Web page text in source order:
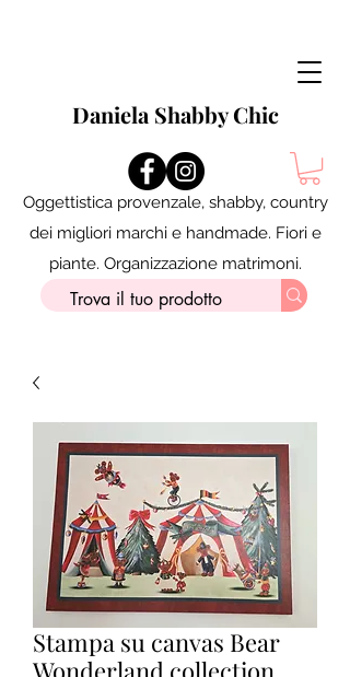
Daniela Shabby Chic
Oggettistica provenzale, shabby, country
dei migliori marchi e handmade. Fiori e
piante. Organizzazione matrimoni.
Stampa su canvas Bear